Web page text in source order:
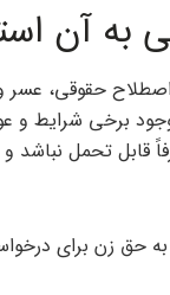
آن
حقوقی،
برخی شرایط و
قابل تحمل
به حق زن